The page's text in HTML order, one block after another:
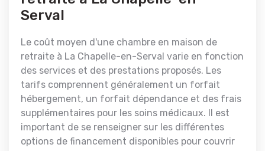
Serval
Le coût moyen d'une chambre en maison de
retraite à La Chapelle-en-Serval varie en fonction
des services et des prestations proposés. Les
tarifs comprennent généralement un forfait
hébergement, un forfait dépendance et des frais
supplémentaires pour les soins médicaux. Il est
important de se renseigner sur les différentes
options de financement disponibles pour couvrir